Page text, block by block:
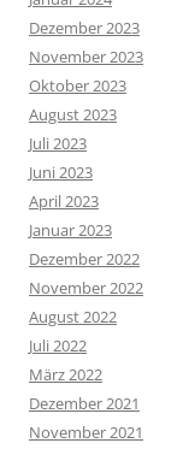
Dezember 2023
November 2023
Oktober 2023
August 2023
Juli 2023
Juni 2023
April 2023
Januar 2023
Dezember 2022
November 2022
August 2022
Juli 2022
März 2022
Dezember 2021
November 2021